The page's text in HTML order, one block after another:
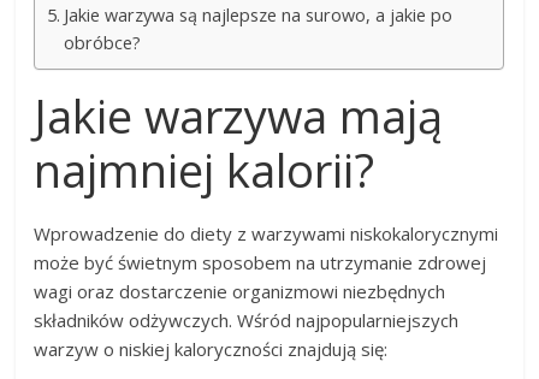
Jakie warzywa są najlepsze na surowo, a jakie po
obróbce?
Jakie warzywa mają
najmniej kalorii?
Wprowadzenie do diety z warzywami niskokalorycznymi
może być świetnym sposobem na utrzymanie zdrowej
wagi oraz dostarczenie organizmowi niezbędnych
składników odżywczych. Wśród najpopularniejszych
warzyw o niskiej kaloryczności znajdują się: